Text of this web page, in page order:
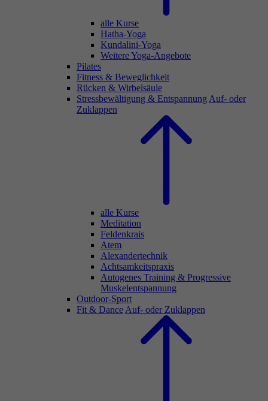
alle Kurse
Hatha-Yoga
Kundalini-Yoga
Weitere Yoga-Angebote
Pilates
Fitness & Beweglichkeit
Rücken & Wirbelsäule
Stressbewältigung & Entspannung Auf- oder
Zuklappen
alle Kurse
Meditation
Feldenkrais
Atem
Alexandertechnik
Achtsamkeitspraxis
Autogenes Training & Progressive
Muskelentspannung
Outdoor-Sport
Fit & Dance Auf- oder Zuklappen